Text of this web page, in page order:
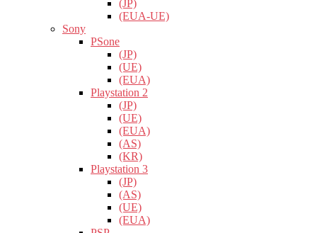
(JP)
(EUA-UE)
Sony
PSone
(JP)
(UE)
(EUA)
Playstation 2
(JP)
(UE)
(EUA)
(AS)
(KR)
Playstation 3
(JP)
(AS)
(UE)
(EUA)